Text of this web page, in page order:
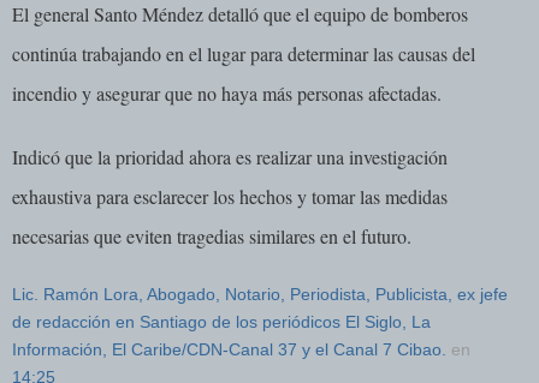
El general Santo Méndez detalló que el equipo de bomberos
continúa trabajando en el lugar para determinar las causas del
incendio y asegurar que no haya más personas afectadas.
Indicó que la prioridad ahora es realizar una investigación
exhaustiva para esclarecer los hechos y tomar las medidas
necesarias que eviten tragedias similares en el futuro.
Lic. Ramón Lora, Abogado, Notario, Periodista, Publicista, ex jefe
de redacción en Santiago de los periódicos El Siglo, La
Información, El Caribe/CDN-Canal 37 y el Canal 7 Cibao. en
14:25